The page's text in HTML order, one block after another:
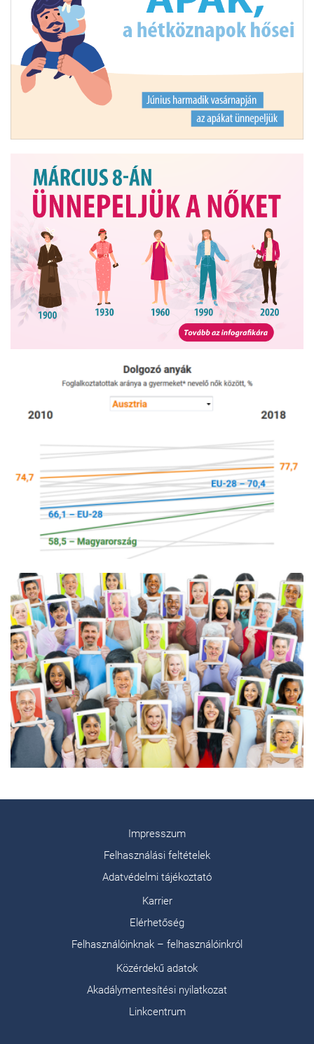
Impresszum
Felhasználási feltételek
Adatvédelmi tájékoztató
Karrier
Elérhetőség
Felhasználóinknak – felhasználóinkról
Közérdekű adatok
Akadálymentesítési nyilatkozat
Linkcentrum